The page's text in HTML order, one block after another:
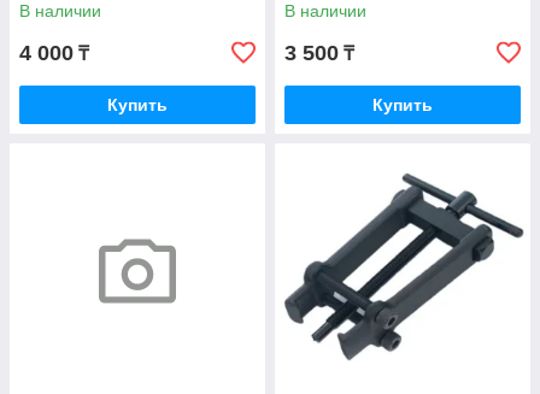
В наличии
4 000 ₸
Купить
В наличии
3 500 ₸
Купить